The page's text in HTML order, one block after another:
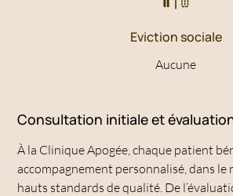
Eviction sociale
Aucune
Consultation initiale et
À la Clinique Apogée, chaque patient
accompagnement personnalisé, dans le
hauts standards de qualité. De